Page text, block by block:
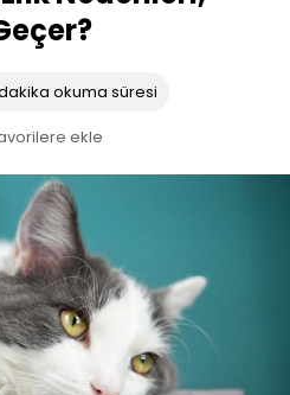
okuma süresi
ekle